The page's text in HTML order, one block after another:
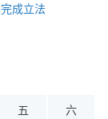
成立法
五 六